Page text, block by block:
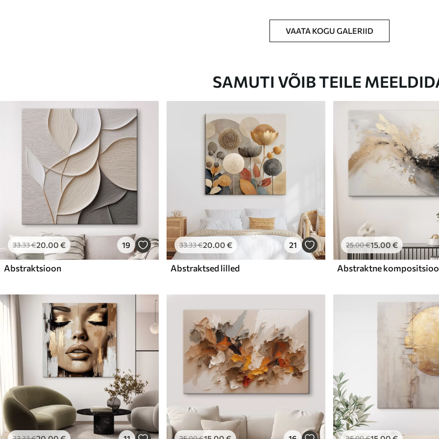
VAATA KOGU GALERIID
SAMUTI VÕIB TEILE
33.33€20.00 € 19
Abstraktsioon
33.33€20.00 € 21
Abstraktsed lilled
25.00€15.00 €